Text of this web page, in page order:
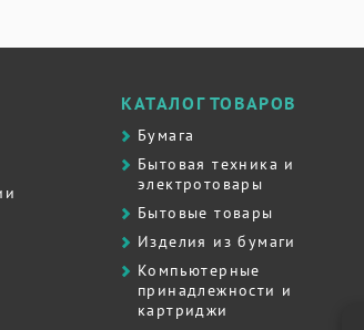
КАТАЛОГ ТОВАРОВ
Бумага
Бытовая техника и
электротовары
Бытовые товары
Изделия из бумаги
Компьютерные
принадлежности и
картриджи